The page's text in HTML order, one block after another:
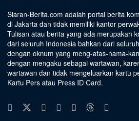
Siaran-Berita.com adalah portal berita
di Jakarta dan tidak memiliki kantor
Tulisan atau berita yang ada merupakan
dari seluruh Indonesia bahkan dari
dengan oknum yang meng-atas-nama-
dengan mengaku sebagai wartawan,
wartawan dan tidak mengeluarkan kartu
Kartu Pers atau Press ID Card.